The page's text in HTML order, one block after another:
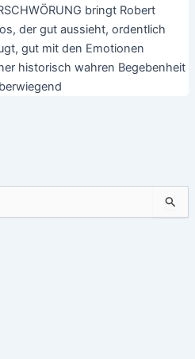
bringt Robert
der gut aussieht, ordentlich
gut mit den Emotionen
historisch wahren Begebenheit